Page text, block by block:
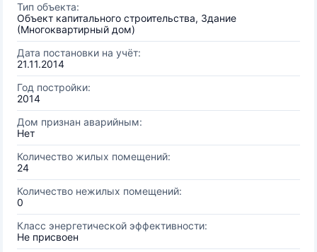
Тип объекта:
Объект капитального строительства, Здание
(Многоквартирный дом)
Дата постановки на учёт:
21.11.2014
Год постройки:
2014
Дом признан аварийным:
Нет
Количество жилых помещений:
24
Количество нежилых помещений:
0
Класс энергетической эффективности:
Не присвоен